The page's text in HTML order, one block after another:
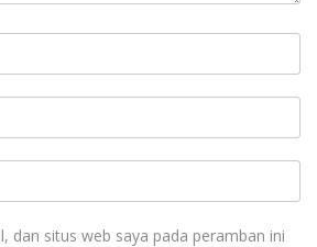
dan situs web saya pada peramban ini